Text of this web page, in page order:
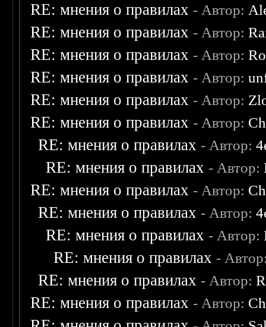
RE: мнения о правилах - Автор:
RE: мнения о правилах - Автор:
RE: мнения о правилах - Автор:
RE: мнения о правилах - Автор:
RE: мнения о правилах - Автор:
RE: мнения о правилах - Автор:
RE: мнения о правилах - Автор:
RE: мнения о правилах - Автор:
RE: мнения о правилах - Автор:
RE: мнения о правилах - Автор:
RE: мнения о правилах - Автор:
RE: мнения о правилах -
RE: мнения о правилах - Автор:
RE: мнения о правилах - Автор: